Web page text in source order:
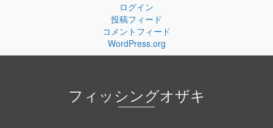
ログイン
投稿フィード
コメントフィード
WordPress.org
フィッシングオザキ